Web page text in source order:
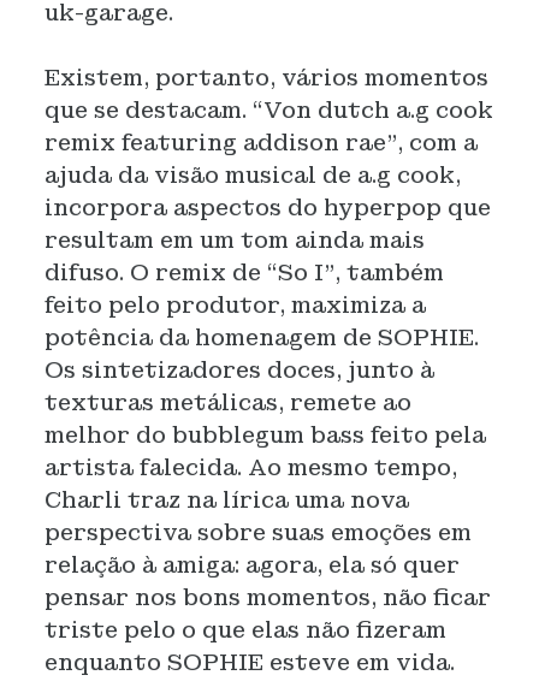
uk-garage.
Existem, portanto, vários momentos
que se destacam. “Von dutch a.g cook
remix featuring addison rae”, com a
ajuda da visão musical de a.g cook,
incorpora aspectos do hyperpop que
resultam em um tom ainda mais
difuso. O remix de “So I”, também
feito pelo produtor, maximiza a
potência da homenagem de SOPHIE.
Os sintetizadores doces, junto à
texturas metálicas, remete ao
melhor do bubblegum bass feito pela
artista falecida. Ao mesmo tempo,
Charli traz na lírica uma nova
perspectiva sobre suas emoções em
relação à amiga: agora, ela só quer
pensar nos bons momentos, não ficar
triste pelo o que elas não fizeram
enquanto SOPHIE esteve em vida.